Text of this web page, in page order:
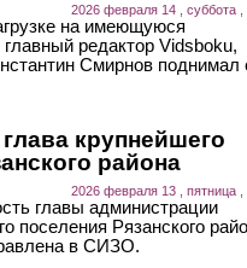
2026 февраля 14 , суббота ,
на имеющуюся
редактор Vidsboku,
Смирнов поднимал
крупнейшего
района
2026 февраля 13 , пятница ,
главы администрации
поселения Рязанского
в СИЗО.